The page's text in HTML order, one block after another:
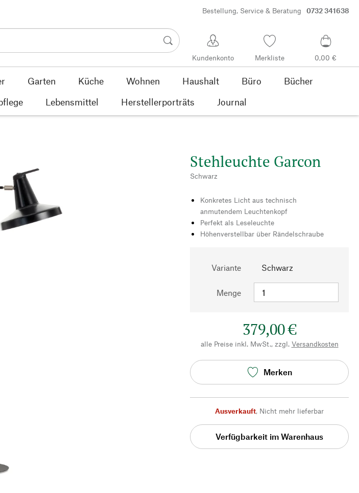
Bestellung, Service & Beratung 0732 341638
Kundenkonto Merkliste 0,00 €
Garten Küche Wohnen Haushalt Büro
Bücher
Lebensmittel Herstellerporträts Journal
Stehleuchte Garcon
Schwarz
Konkretes Licht aus technisch
anmutendem Leuchtenkopf
Perfekt als Leseleuchte
Höhenverstellbar über Rändelschraube
Variante Schwarz
Menge
379,00 €
alle Preise inkl. MwSt., zzgl. Versandkosten
Merken
Ausverkauft, Nicht mehr lieferbar
Verfügbarkeit im Warenhaus